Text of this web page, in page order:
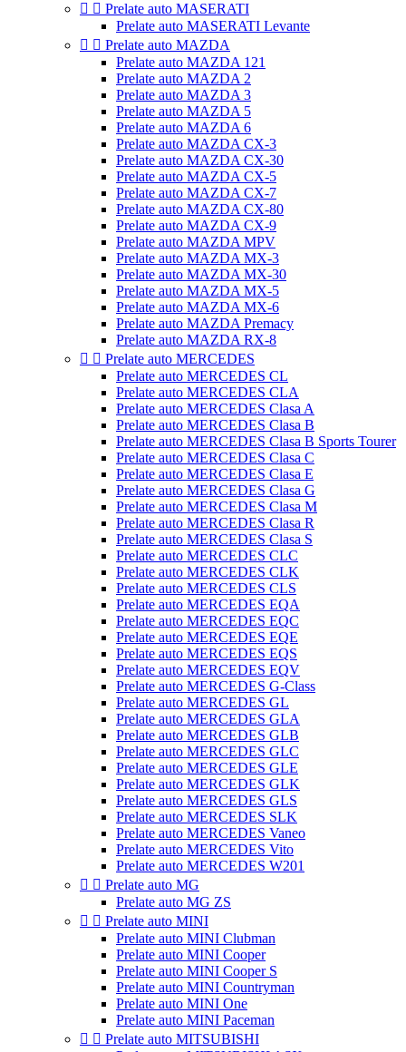
  Prelate auto MASERATI
Prelate auto MASERATI Levante
  Prelate auto MAZDA
Prelate auto MAZDA 121
Prelate auto MAZDA 2
Prelate auto MAZDA 3
Prelate auto MAZDA 5
Prelate auto MAZDA 6
Prelate auto MAZDA CX-3
Prelate auto MAZDA CX-30
Prelate auto MAZDA CX-5
Prelate auto MAZDA CX-7
Prelate auto MAZDA CX-80
Prelate auto MAZDA CX-9
Prelate auto MAZDA MPV
Prelate auto MAZDA MX-3
Prelate auto MAZDA MX-30
Prelate auto MAZDA MX-5
Prelate auto MAZDA MX-6
Prelate auto MAZDA Premacy
Prelate auto MAZDA RX-8
  Prelate auto MERCEDES
Prelate auto MERCEDES CL
Prelate auto MERCEDES CLA
Prelate auto MERCEDES Clasa A
Prelate auto MERCEDES Clasa B
Prelate auto MERCEDES Clasa B Sports Tourer
Prelate auto MERCEDES Clasa C
Prelate auto MERCEDES Clasa E
Prelate auto MERCEDES Clasa G
Prelate auto MERCEDES Clasa M
Prelate auto MERCEDES Clasa R
Prelate auto MERCEDES Clasa S
Prelate auto MERCEDES CLC
Prelate auto MERCEDES CLK
Prelate auto MERCEDES CLS
Prelate auto MERCEDES EQA
Prelate auto MERCEDES EQC
Prelate auto MERCEDES EQE
Prelate auto MERCEDES EQS
Prelate auto MERCEDES EQV
Prelate auto MERCEDES G-Class
Prelate auto MERCEDES GL
Prelate auto MERCEDES GLA
Prelate auto MERCEDES GLB
Prelate auto MERCEDES GLC
Prelate auto MERCEDES GLE
Prelate auto MERCEDES GLK
Prelate auto MERCEDES GLS
Prelate auto MERCEDES SLK
Prelate auto MERCEDES Vaneo
Prelate auto MERCEDES Vito
Prelate auto MERCEDES W201
  Prelate auto MG
Prelate auto MG ZS
  Prelate auto MINI
Prelate auto MINI Clubman
Prelate auto MINI Cooper
Prelate auto MINI Cooper S
Prelate auto MINI Countryman
Prelate auto MINI One
Prelate auto MINI Paceman
  Prelate auto MITSUBISHI